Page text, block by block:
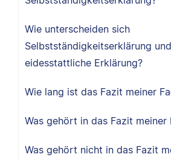
Wie unterscheiden sich
Selbstständigkeitserklärung und
eidesstattliche Erklärung?
Wie lang ist das Fazit meiner
Was gehört in das Fazit meiner
Was gehört nicht in das Fazit